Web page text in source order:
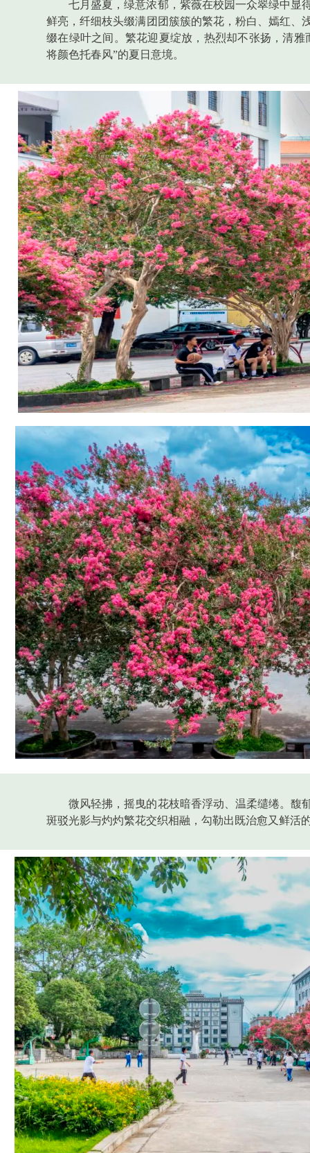
七月盛夏，绿意浓郁，紫薇在校园一众翠绿中显
鲜亮，纤细枝头缀满团团簇簇的繁花，粉白、嫣红、
缀在绿叶之间。繁花迎夏绽放，热烈却不张扬，清
将颜色托春风”的夏日意境。
微风轻拂，摇曳的花枝暗香浮动、温柔缱绻。馥
斑驳光影与灼灼繁花交织相融，勾勒出既治愈又鲜活